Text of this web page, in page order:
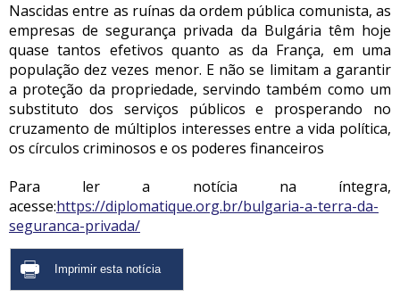
Nascidas entre as ruínas da ordem pública comunista, as
empresas de segurança privada da Bulgária têm hoje
quase tantos efetivos quanto as da França, em uma
população dez vezes menor. E não se limitam a garantir
a proteção da propriedade, servindo também como um
substituto dos serviços públicos e prosperando no
cruzamento de múltiplos interesses entre a vida política,
os círculos criminosos e os poderes financeiros
Para ler a notícia na íntegra,
acesse:https://diplomatique.org.br/bulgaria-a-terra-da-
seguranca-privada/